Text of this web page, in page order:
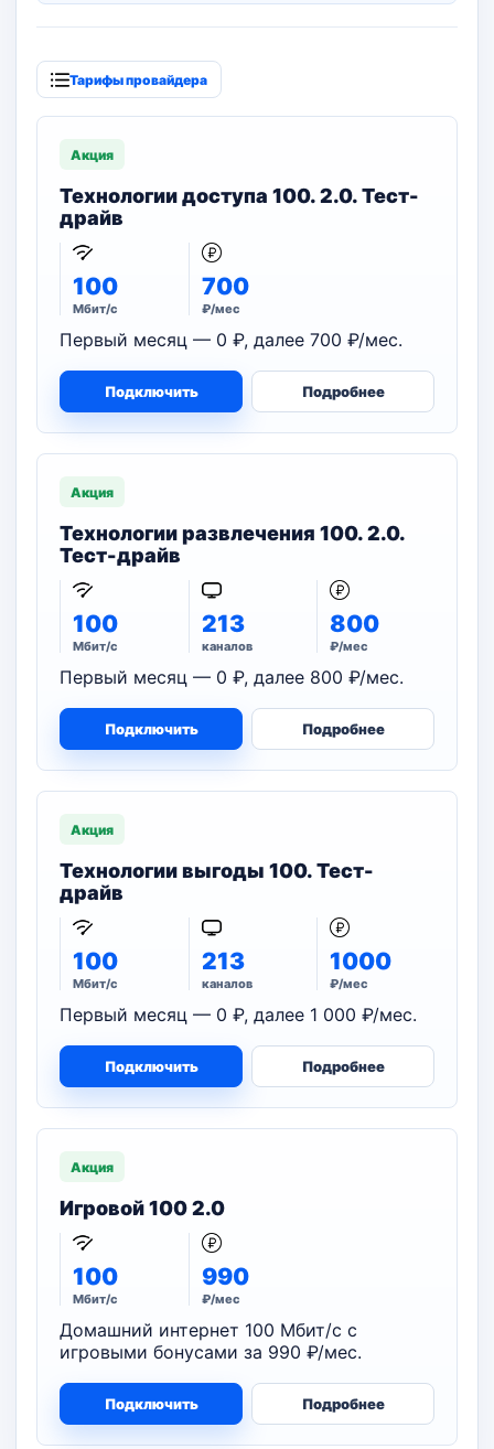
Тарифы провайдера
Акция
Технологии доступа 100. 2.0. Тест-
драйв
100
Мбит/с
700
₽/мес
Первый месяц — 0 ₽, далее 700 ₽/мес.
Подключить Подробнее
Акция
Технологии развлечения 100. 2.0.
Тест-драйв
100
Мбит/с
213
каналов
800
₽/мес
Первый месяц — 0 ₽, далее 800 ₽/мес.
Подключить Подробнее
Акция
Технологии выгоды 100. Тест-
драйв
100
Мбит/с
213
каналов
1000
₽/мес
Первый месяц — 0 ₽, далее 1 000 ₽/мес.
Подключить Подробнее
Акция
Игровой 100 2.0
100
Мбит/с
990
₽/мес
Домашний интернет 100 Мбит/с с
игровыми бонусами за 990 ₽/мес.
Подключить Подробнее